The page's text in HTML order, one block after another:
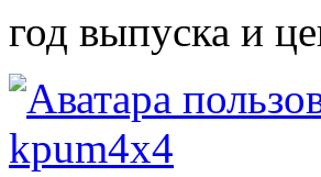
год выпуска и
kpum4x4